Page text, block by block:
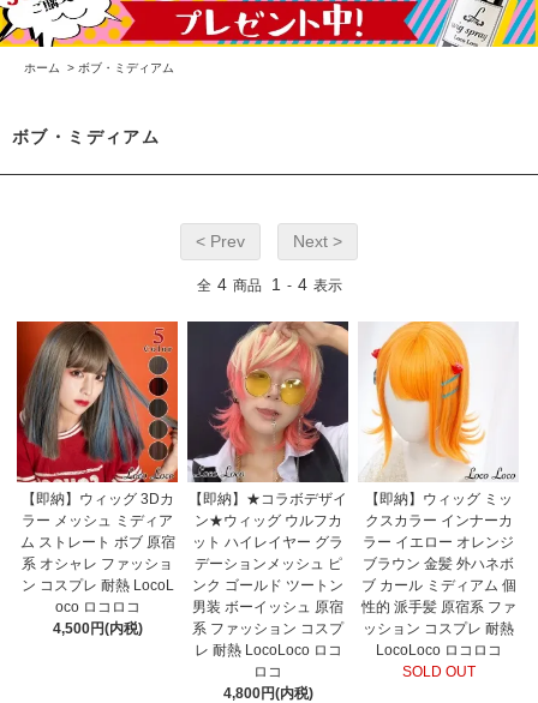
ホーム > ボブ・ミディアム
ボブ・ミディアム
< Prev Next >
全 4 商品 1 - 4 表示
【即納】ウィッグ 3Dカ
ラー メッシュ ミディア
ム ストレート ボブ 原宿
系 オシャレ ファッショ
ン コスプレ 耐熱 LocoL
oco ロコロコ
4,500円(内税)
【即納】★コラボデザイ
ン★ウィッグ ウルフカ
ット ハイレイヤー グラ
デーションメッシュ ピ
ンク ゴールド ツートン
男装 ボーイッシュ 原宿
系 ファッション コスプ
レ 耐熱 LocoLoco ロコ
ロコ
4,800円(内税)
【即納】ウィッグ ミッ
クスカラー インナーカ
ラー イエロー オレンジ
ブラウン 金髪 外ハネボ
ブ カール ミディアム 個
性的 派手髪 原宿系 ファ
ッション コスプレ 耐熱
LocoLoco ロコロコ
SOLD OUT